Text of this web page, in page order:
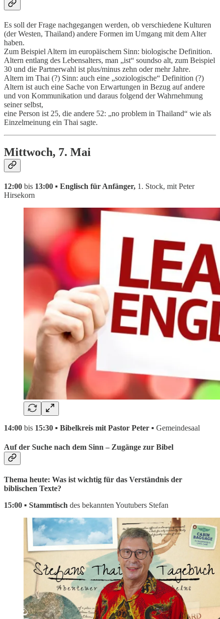
Es soll der Frage nachgegangen werden, ob verschiedene Kulturen
(der Westen, Thailand) andere Formen im Umgang mit dem Alter
haben.
Zum Beispiel Altern im europäischem Sinn: biologische Definition.
Altern entlang des Lebensalters, man „ist“ soundso alt, zum Beispiel
30 und die Partnerwahl ist plus/minus zehn oder mehr Jahre.
Altern im Thai (?) Sinn: auch eine „soziologische“ Definition (?)
Altern ist auch eine Sache von Erwartungen in Bezug auf andere
und von Kommunikation und daraus folgend der Wahrnehmung
seiner selbst,
eine Person ist 25, die andere 52: „no problem in Thailand“ wie als
Einzelmeinung ein Thai sagte.
Mittwoch, 7. Mai
12:00 bis 13:00 ▪ Englisch für Anfänger, 1. Stock, mit Peter
Hirsekorn
14:00 bis 15:30 ▪ Bibelkreis mit Pastor Peter ▪ Gemeindesaal
Auf der Suche nach dem Sinn – Zugänge zur Bibel
Thema heute: Was ist wichtig für das Verständnis der
biblischen Texte?
15:00 ▪ Stammtisch des bekannten Youtubers Stefan